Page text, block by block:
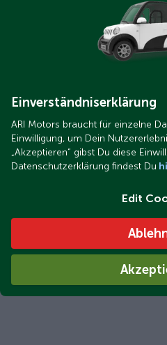
Einverständniserklärung
ARI Motors braucht für einzelne
Einwilligung, um Dein
„Akzeptieren“ gibst Du diese
Datenschutzerklärung findest Du
Edit